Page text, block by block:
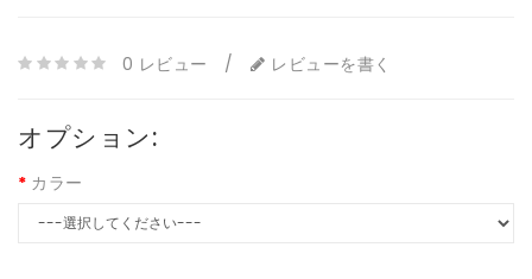
0 レビュー / レビューを書く
オプション:
カラー